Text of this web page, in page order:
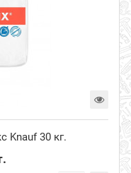
Knauf 30 кг.